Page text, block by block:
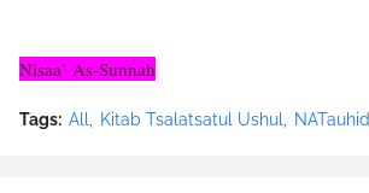
Nisaa` As-Sunnah
Tags: All Kitab Tsalatsatul Ushul NATauhid